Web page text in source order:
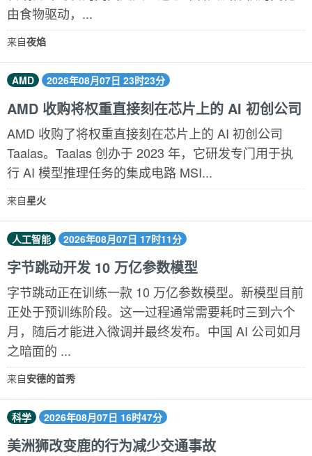
由食物驱动，...
来自夜焰
AMD 2026年08月07日 23时23分
AMD 收购将权重直接刻在芯片上的 AI 初创公司
AMD 收购了将权重直接刻在芯片上的 AI 初创公司
Taalas。Taalas 创办于 2023 年，它研发专门用于执
行 AI 模型推理任务的集成电路 MSI...
来自星火
人工智能 2026年08月07日 17时11分
字节跳动开发 10 万亿参数模型
字节跳动正在训练一款 10 万亿参数模型。新模型目前
正处于预训练阶段。这一过程通常需要耗时三到六个
月，随后才能进入微调并最终发布。中国 AI 公司如月
之暗面的 ...
来自安德的首秀
科学 2026年08月07日 16时47分
美洲狮改变鹿的行为减少交通事故